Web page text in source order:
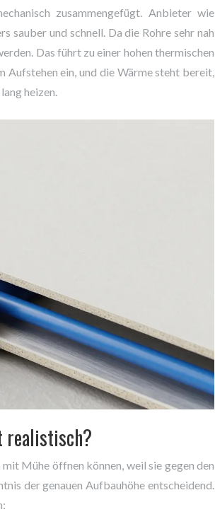
zusammengefügt. Anbieter wie
sauber und schnell. Da die Rohre sehr nah
Das führt zu einer hohen thermischen
Aufstehen ein, und die Wärme steht bereit,
heizen.
realistisch?
Mühe öffnen können, weil sie gegen den
der genauen Aufbauhöhe entscheidend.